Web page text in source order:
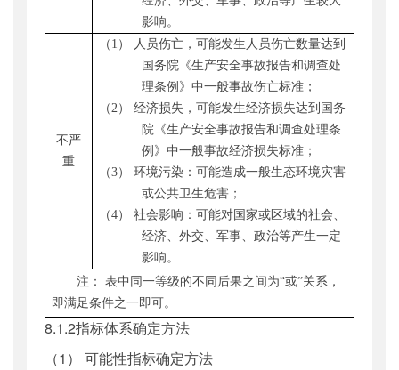
影响。
不严
重
（1） 人员伤亡，可能发生人员伤亡数量达到
国务院《生产安全事故报告和调查处
理条例》中一般事故伤亡标准；
（2）经济损失，可能发生经济损失达到国务
院《生产安全事故报告和调查处理条
例》中一般事故经济损失标准 ；
（3）环境污染：可能造成一般生态环境灾害
或公共卫生危害 ；
（4）社会影响：可能对国家或区域的社会、
经济、外交、军事、政治等产生一定
影响。
注： 表中同一等级的不同后果之间 为“或”关系，
即满足条件之一即可。
8.1.2指标体系确定方法
（1） 可能性指标确定方法